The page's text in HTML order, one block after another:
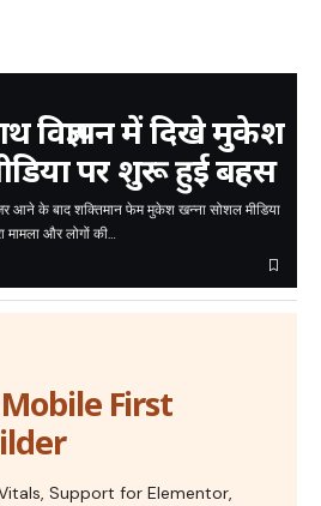
विज्ञापन में दिखे मुकेश
पर शुरू हुई बहस
आने के बाद शक्तिमान फेम मुकेश खन्ना सोशल मीडिया
मामला और लोगों की…
First
Support for Elementor,